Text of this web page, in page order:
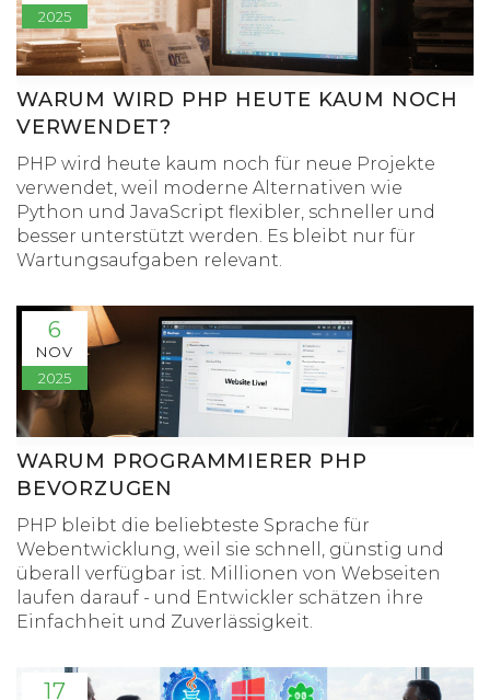
2025
WARUM WIRD PHP HEUTE KAUM NOCH
VERWENDET?
PHP wird heute kaum noch für neue Projekte
verwendet, weil moderne Alternativen wie
Python und JavaScript flexibler, schneller und
besser unterstützt werden. Es bleibt nur für
Wartungsaufgaben relevant.
6
NOV
2025
WARUM PROGRAMMIERER PHP
BEVORZUGEN
PHP bleibt die beliebteste Sprache für
Webentwicklung, weil sie schnell, günstig und
überall verfügbar ist. Millionen von Webseiten
laufen darauf - und Entwickler schätzen ihre
Einfachheit und Zuverlässigkeit.
17